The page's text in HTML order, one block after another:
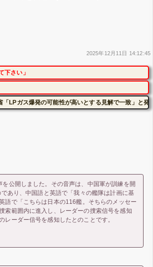
2025年12月11日 14:12:45
下さい」
LPガス爆発の可能性が高いとする見解で一致」と発表
公開しました。その音声は、中国軍が訓練を開
あり、中国語と英語で「我々の艦隊は計画に基
語で「こちらは日本の116艦。そちらのメッセー
索範囲内に進入し、レーダーの捜索信号を感知
ーダー信号を感知したとのことです。